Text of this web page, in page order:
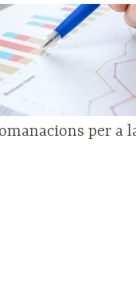
per a